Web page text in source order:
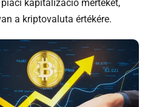
kapitalizáció mértékét,
a kriptovaluta értékére.